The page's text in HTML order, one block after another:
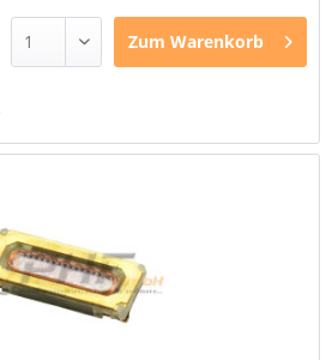
Zum Warenkorb